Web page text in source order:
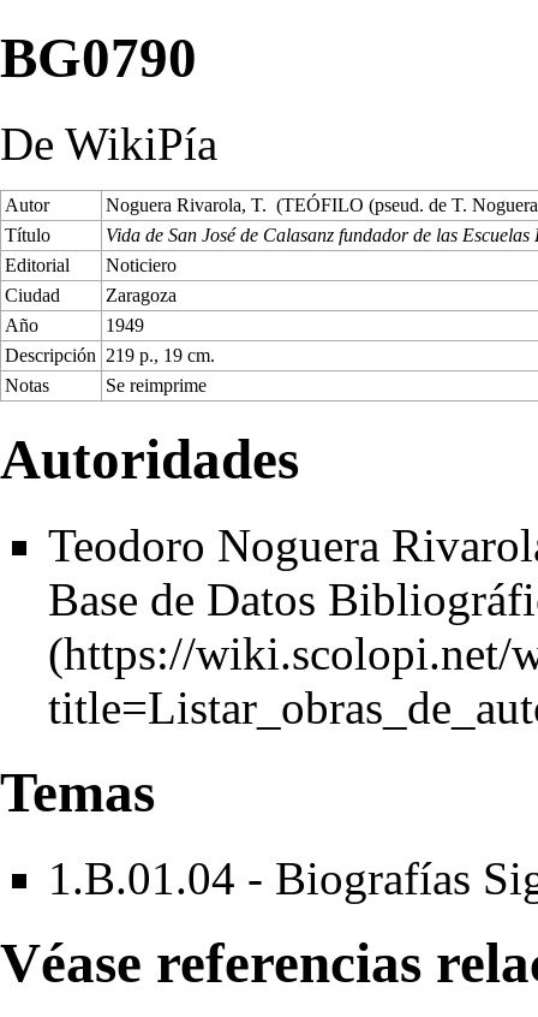
BG0790
De WikiPía
Autor
Noguera Rivarola, T. (TEÓFILO (pseud. de T.
Título
Vida de San José de Calasanz fundador de las
Editorial
Noticiero
Ciudad
Zaragoza
Año
1949
Descripción 219 p., 19 cm.
Notas
Se reimprime
Autoridades
Teodoro Noguera
Base de Datos
Temas
1.B.01.04 - Biografías
Véase referencias